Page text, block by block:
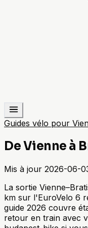
Guides vélo pour
De Vienne à
Mis à jour 2026-06-
La sortie
km sur l'EuroVelo 6
guide 2026 couvre
retour en train avec